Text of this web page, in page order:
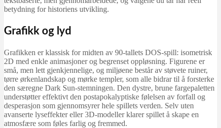
betydning for historiens utvikling.
Grafikk og lyd
Grafikken er klassisk for midten av 90-tallets DOS-spill: isometrisk
2D med enkle animasjoner og begrenset oppløsning. Figurene er
små, men lett gjenkjennelige, og miljøene består av støvete ruiner,
tørre ørkenlandskap og mørke templer, som alle bidrar til å forsterke
den særegne Dark Sun-stemningen. Den dystre, brune fargepaletten
understøtter effektivt den postapokalyptiske følelsen av forfall og
desperasjon som gjennomsyrer hele spillets verden. Selv uten
avanserte lyseffekter eller 3D-modeller klarer spillet å skape en
atmosfære som føles farlig og fremmed.